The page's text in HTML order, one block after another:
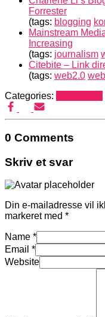
Forrester
(tags: blogging
Mainstream
Increasing
(tags: journalism
Citebite – Link
(tags: web2.0
Categories:
0 Comments
Skriv et svar
Din e-mailadresse vil
markeret med *
Name *
Email *
Website